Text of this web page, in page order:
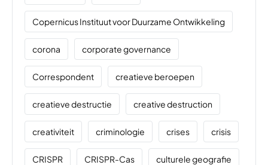
Copernicus Instituut voor Duurzame Ontwikkeling
corona corporate governance
Correspondent creatieve beroepen
creatieve destructie creative destruction
creativiteit criminologie crises crisis
CRISPR CRISPR-Cas culturele geografie